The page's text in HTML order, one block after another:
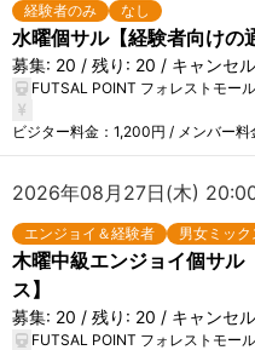
経験者のみ なし
水曜個サル【経験者向け
募集: 20 / 残り: 20 / キャンセ
FUTSAL POINT フォレストモー
ビジター料金：1,200円 / メンバー料
2026年08月27日(木)
エンジョイ＆経験者 男女ミック
木曜中級エンジョイ個サル
ス】
募集: 20 / 残り: 20 / キャンセ
FUTSAL POINT フォレストモー